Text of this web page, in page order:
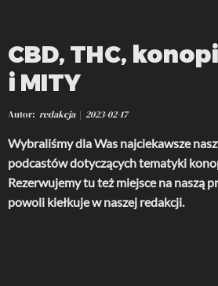
CBD, THC,
i MITY
Autor redakcja 2023-02-17
Wybraliśmy dla Was najciekawsze
podcastów dotyczących tematyki
Rezerwujemy tu też miejsce na naszą
powoli kiełkuje w naszej redakcji.